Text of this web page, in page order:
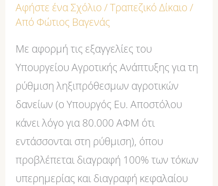
Αφήστε ένα Σχόλιο /Τραπεζικό Δίκαιο /
Από Φώτιος Βαγενάς
Με αφορμή τις εξαγγελίες του
Υπουργείου Αγροτικής Ανάπτυξης για τη
ρύθμιση ληξιπρόθεσμων αγροτικών
δανείων (ο Υπουργός Ευ. Αποστόλου
κάνει λόγο για 80.000 ΑΦΜ ότι
εντάσσονται στη ρύθμιση), όπου
προβλέπεται διαγραφή 100% των τόκων
υπερημερίας και διαγραφή κεφαλαίου